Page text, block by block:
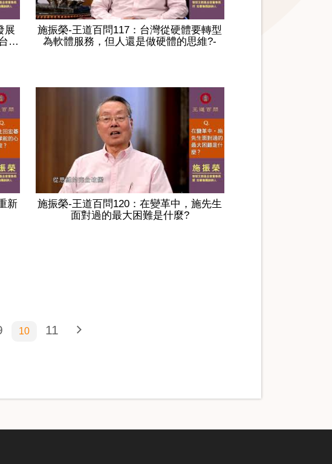
展
…
施振榮-王道百問117：台灣從硬體要轉型
為軟體服務，但人還是做硬體的思維?-
新
施振榮-王道百問120：在變革中，施先生
面對過的最大困難是什麼?
10 11